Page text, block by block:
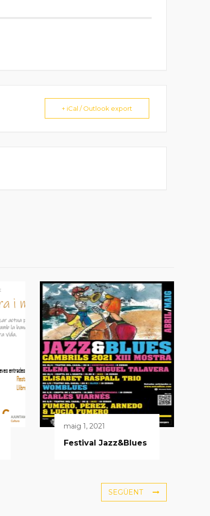
+ iCal / Outlook export
maig 1, 2021
Festival Jazz&Blues
SEGÜENT